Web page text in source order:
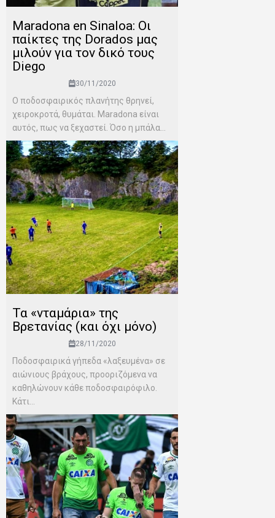
Maradona en Sinaloa: Οι
παίκτες της Dorados μας
μιλούν για τον δικό τους
Diego
30/11/2020
Ο ποδοσφαιρικός πλανήτης θρηνεί,
χειροκροτά, θυμάται. Maradona είναι
αυτός, πως να ξεχαστεί. Όσο η μπάλα...
Τα «νταμάρια» της
Βρετανίας (και όχι μόνο)
28/11/2020
Ποδοσφαιρικά γήπεδα «λαξευμένα» σε
αιώνιους βράχους, προοριζόμενα να
καθηλώνουν κάθε ποδοσφαιρόφιλο.
Κάτι...